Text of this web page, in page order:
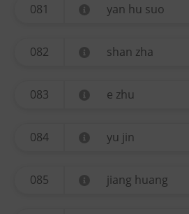
081 yan hu suo
082 shan zha
083 e zhu
084 yu jin
085 jiang huang